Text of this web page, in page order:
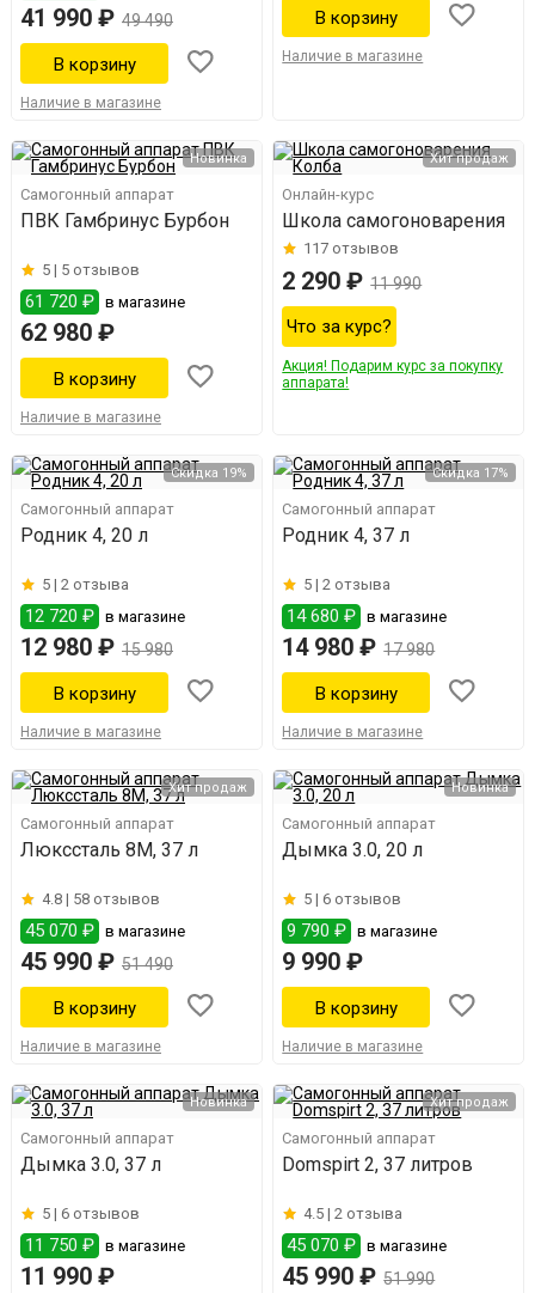
41 990 ₽ 49 490
Наличие в магазине
Наличие в магазине
Новинка
Самогонный аппарат
ПВК Гамбринус Бурбон
5 | 5 отзывов
61 720 ₽ в магазине
62 980 ₽
Наличие в магазине
Хит продаж
Онлайн-курс
Школа самогоноварения
117 отзывов
2 290 ₽ 11 990
Что за курс?
Акция! Подарим курс за покупку
аппарата!
Скидка 19%
Самогонный аппарат
Родник 4, 20 л
5 | 2 отзыва
12 720 ₽ в магазине
12 980 ₽ 15 980
Наличие в магазине
Скидка 17%
Самогонный аппарат
Родник 4, 37 л
5 |2 отзыва
14 680 ₽ в магазине
14 980 ₽ 17 980
Наличие в магазине
Хит продаж
Самогонный аппарат
Люкссталь 8М, 37 л
4.8 | 58 отзывов
45 070 ₽ в магазине
45 990 ₽ 51 490
Наличие в магазине
Новинка
Самогонный аппарат
Дымка 3.0, 20 л
5 |6 отзывов
9 790 ₽ в магазине
9 990 ₽
Наличие в магазине
Новинка
Самогонный аппарат
Дымка 3.0, 37 л
5 | 6 отзывов
11 750 ₽ в магазине
11 990 ₽
Хит продаж
Самогонный аппарат
Domspirt 2, 37 литров
4.5 |2 отзыва
45 070 ₽ в магазине
45 990 ₽ 51 990